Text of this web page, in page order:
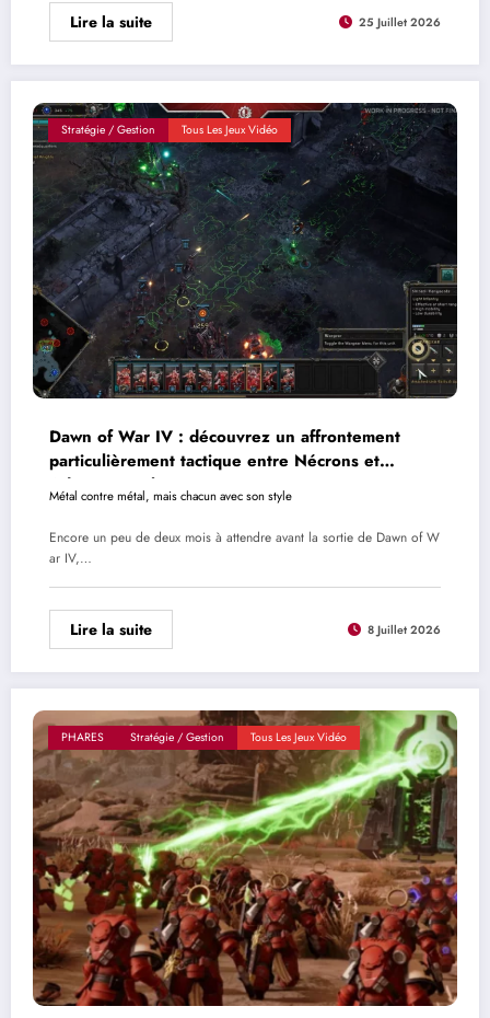
Lire la suite 25 Juillet 2026
Stratégie / Gestion Tous Les Jeux Vidéo
Dawn of War IV : découvrez un affrontement
particulièrement tactique entre Nécrons et
Adeptus Mechanicus
Métal contre métal, mais chacun avec son style
Encore un peu de deux mois à attendre avant la sortie de Dawn of W
ar IV,…
Lire la suite 8 Juillet 2026
PHARES Stratégie / Gestion Tous Les Jeux Vidéo